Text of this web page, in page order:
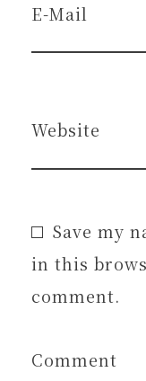
E-Mail
Website
Save my
in this
comment.
Comment